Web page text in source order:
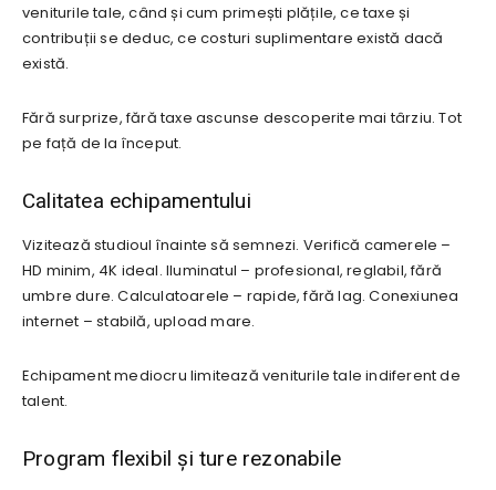
veniturile tale, când și cum primești plățile, ce taxe și
contribuții se deduc, ce costuri suplimentare există dacă
există.
Fără surprize, fără taxe ascunse descoperite mai târziu. Tot
pe față de la început.
Calitatea echipamentului
Vizitează studioul înainte să semnezi. Verifică camerele –
HD minim, 4K ideal. Iluminatul – profesional, reglabil, fără
umbre dure. Calculatoarele – rapide, fără lag. Conexiunea
internet – stabilă, upload mare.
Echipament mediocru limitează veniturile tale indiferent de
talent.
Program flexibil și ture rezonabile